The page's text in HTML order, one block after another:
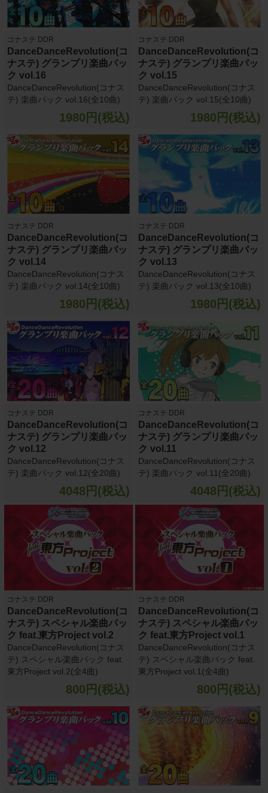
コナステ DDR
DanceDanceRevolution(コ
ナステ) グランプリ楽曲パッ
ク vol.16
DanceDanceRevolution(コナス
テ) 楽曲パック vol.16(全10曲)
1980円(税込)
コナステ DDR
DanceDanceRevolution(コ
ナステ) グランプリ楽曲パッ
ク vol.15
DanceDanceRevolution(コナス
テ) 楽曲パック vol.15(全10曲)
1980円(税込)
コナステ DDR
DanceDanceRevolution(コ
ナステ) グランプリ楽曲パッ
ク vol.14
DanceDanceRevolution(コナス
テ) 楽曲パック vol.14(全10曲)
1980円(税込)
コナステ DDR
DanceDanceRevolution(コ
ナステ) グランプリ楽曲パッ
ク vol.13
DanceDanceRevolution(コナス
テ) 楽曲パック vol.13(全10曲)
1980円(税込)
コナステ DDR
DanceDanceRevolution(コ
ナステ) グランプリ楽曲パッ
ク vol.12
DanceDanceRevolution(コナス
テ) 楽曲パック vol.12(全20曲)
4048円(税込)
コナステ DDR
DanceDanceRevolution(コ
ナステ) グランプリ楽曲パッ
ク vol.11
DanceDanceRevolution(コナス
テ) 楽曲パック vol.11(全20曲)
4048円(税込)
コナステ DDR
DanceDanceRevolution(コ
ナステ) スペシャル楽曲パッ
ク feat.東方Project vol.2
DanceDanceRevolution(コナス
テ) スペシャル楽曲パック feat.
東方Project vol.2(全4曲)
800円(税込)
コナステ DDR
DanceDanceRevolution(コ
ナステ) スペシャル楽曲パッ
ク feat.東方Project vol.1
DanceDanceRevolution(コナス
テ) スペシャル楽曲パック feat.
東方Project vol.1(全4曲)
800円(税込)